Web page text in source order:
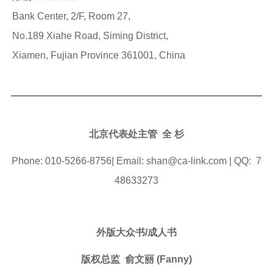
Bank Center, 2/F, Room 27,
No.189 Xiahe Road, Siming District,
Xiamen, Fujian Province 361001, China
北京代表处主管 全 杉
Phone: 010-5266-8756| Email: shan@ca-link.com | QQ: 7
48633273
外版大众书/成人书
版权总监 俞文丽 (Fanny)